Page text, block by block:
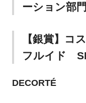
ーション部門
【銀賞】コ
フルイド
DECORTÉ